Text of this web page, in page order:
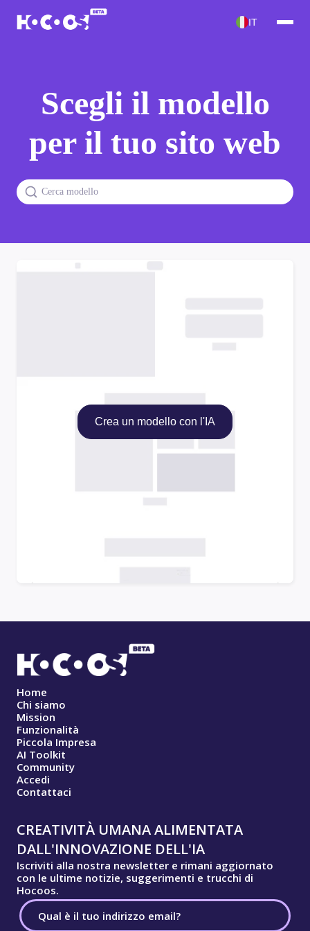
IT
Scegli il modello
per il tuo sito web
Crea un modello con l'IA
Home
Chi siamo
Mission
Funzionalità
Piccola Impresa
AI Toolkit
Community
Accedi
Contattaci
CREATIVITÀ UMANA ALIMENTATA
DALL'INNOVAZIONE DELL'IA
Iscriviti alla nostra newsletter e rimani aggiornato
con le ultime notizie, suggerimenti e trucchi di
Hocoos.